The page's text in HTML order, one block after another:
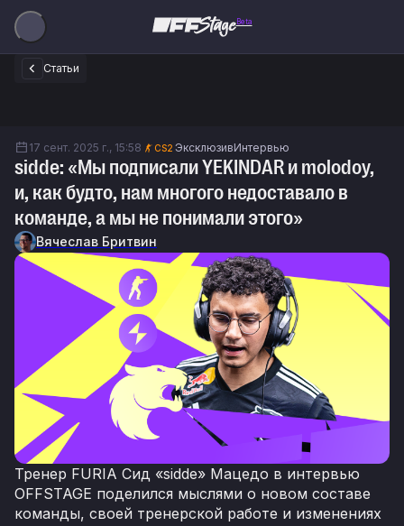
Beta
Статьи
17 сент. 2025 г., 15:58 CS2 ЭксклюзивИнтервью
sidde: «Мы подписали YEKINDAR и molodoy,
и, как будто, нам многого недоставало в
команде, а мы не понимали этого»
Вячеслав Бритвин
Тренер FURIA Сид «sidde» Мацедо в интервью
OFFSTAGE поделился мыслями о новом составе
команды, своей тренерской работе и изменениях